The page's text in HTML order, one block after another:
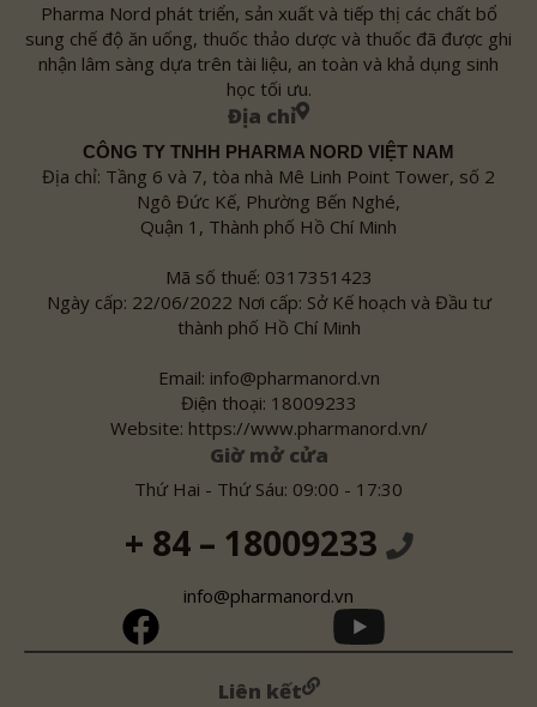
Pharma Nord phát triển, sản xuất và tiếp thị các chất bổ
sung chế độ ăn uống, thuốc thảo dược và thuốc đã được ghi
nhận lâm sàng dựa trên tài liệu, an toàn và khả dụng sinh
học tối ưu.
Địa chỉ
CÔNG TY TNHH PHARMA NORD VIỆT NAM
Địa chỉ: Tầng 6 và 7, tòa nhà Mê Linh Point Tower, số 2
Ngô Đức Kế, Phường Bến Nghé,
Quận 1, Thành phố Hồ Chí Minh
Mã số thuế: 0317351423
Ngày cấp: 22/06/2022 Nơi cấp: Sở Kế hoạch và Đầu tư
thành phố Hồ Chí Minh
Email: info@pharmanord.vn
Điện thoại: 18009233
Website: https://www.pharmanord.vn/
Giờ mở cửa
Thứ Hai - Thứ Sáu: 09:00 - 17:30
+ 84 – 18009233
info@pharmanord.vn
Liên kết